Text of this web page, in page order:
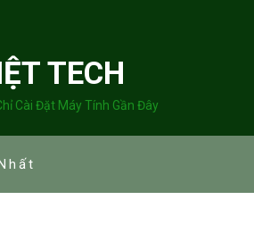
TECH
Cài Đặt Máy Tính Gần Đây